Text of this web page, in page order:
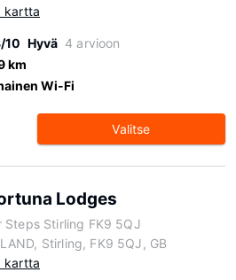
kartta
10 Hyvä 4 arvioon
km
Wi-Fi
Valitse
Lodges
Steps Stirling FK9 5QJ
Stirling, FK9 5QJ, GB
kartta